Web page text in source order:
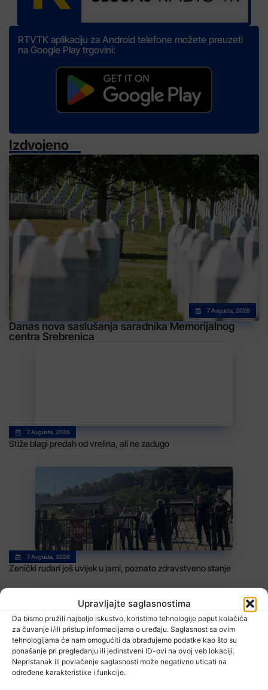
Upravljajte saglasnostima
Da bismo pružili najbolje iskustvo, koristimo tehnologije poput kolačića
za čuvanje i/ili pristup informacijama o uređaju. Saglasnost sa ovim
tehnologijama će nam omogućiti da obrađujemo podatke kao što su
ponašanje pri pregledanju ili jedinstveni ID-ovi na ovoj veb lokaciji.
Nepristanak ili povlačenje saglasnosti može negativno uticati na
određene karakteristike i funkcije.
RTVTK aplikaciju za Android telefone možete preuzeti
na Google Play trgovini:
Izdvojeno
7 Augusta, 2026
Danas nova saslušanja saradnika Memorijalnog
centra Srebrenica
7 Augusta, 2026
Stiže blagi predah od vrelina, ali ne zadugo
7 Augusta, 2026
Zenički rudari još uvijek u jami, poznato zdravstveno stanje